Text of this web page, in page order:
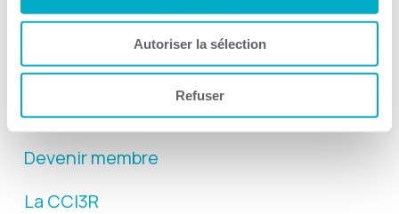
Autoriser la sélection
Refuser
Gala Radisson
Solutions TI
Devenir membre
La CCI3R